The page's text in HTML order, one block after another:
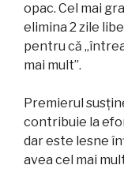
opac. Cel mai
elimina 2 zile
pentru că
mai mult”.
Premierul
contribuie la
dar este lesne
avea cel mai